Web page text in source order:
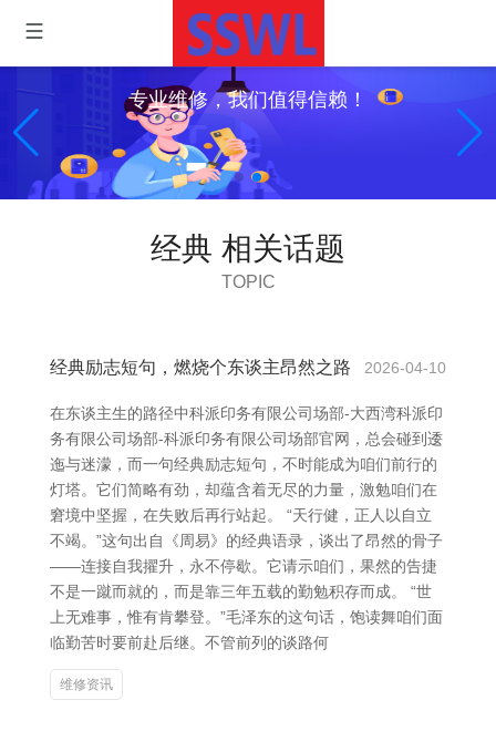
专业维修，我们值得信赖！
经典 相关话题
TOPIC
经典励志短句，燃烧个东谈主昂然之路 2026-04-10
在东谈主生的路径中科派印务有限公司场部-大西湾科派印
务有限公司场部-科派印务有限公司场部官网，总会碰到逶
迤与迷濛，而一句经典励志短句，不时能成为咱们前行的
灯塔。它们简略有劲，却蕴含着无尽的力量，激勉咱们在
窘境中坚握，在失败后再行站起。 “天行健，正人以自立
不竭。”这句出自《周易》的经典语录，谈出了昂然的骨子
——连接自我擢升，永不停歇。它请示咱们，果然的告捷
不是一蹴而就的，而是靠三年五载的勤勉积存而成。 “世
上无难事，惟有肯攀登。”毛泽东的这句话，饱读舞咱们面
临勤苦时要前赴后继。不管前列的谈路何
维修资讯